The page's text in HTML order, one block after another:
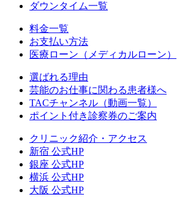
ダウンタイム一覧
料金一覧
お支払い方法
医療ローン（メディカルローン）
選ばれる理由
芸能のお仕事に関わる患者様へ
TACチャンネル（動画一覧）
ポイント付き診察券のご案内
クリニック紹介・アクセス
新宿 公式HP
銀座 公式HP
横浜 公式HP
大阪 公式HP